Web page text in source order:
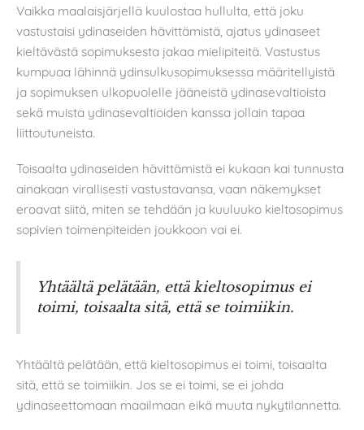
Vaikka maalaisjärjellä kuulostaa hullulta, että joku
vastustaisi ydinaseiden hävittämistä, ajatus ydinaseet
kieltävästä sopimuksesta jakaa mielipiteitä. Vastustus
kumpuaa lähinnä ydinsulkusopimuksessa määritellyistä
ja sopimuksen ulkopuolelle jääneistä ydinasevaltioista
sekä muista ydinasevaltioiden kanssa jollain tapaa
liittoutuneista.
Toisaalta ydinaseiden hävittämistä ei kukaan kai tunnusta
ainakaan virallisesti vastustavansa, vaan näkemykset
eroavat siitä, miten se tehdään ja kuuluuko kieltosopimus
sopivien toimenpiteiden joukkoon vai ei.
Yhtäältä pelätään, että kieltosopimus ei
toimi, toisaalta sitä, että se toimiikin.
Yhtäältä pelätään, että kieltosopimus ei toimi, toisaalta
sitä, että se toimiikin. Jos se ei toimi, se ei johda
ydinaseettomaan maailmaan eikä muuta nykytilannetta.